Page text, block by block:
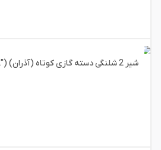
شیر 2 شلنگی دسته گازی کوتاه (آذران) ("1/2)